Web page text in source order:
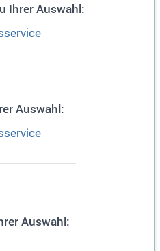
Ihrer Auswahl:
Auswahl:
Auswahl: